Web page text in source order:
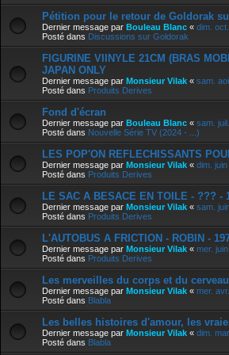
Pétition pour le retour de Goldorak
Dernier message par Bouleau Blanc « dim.
Posté dans Discussions sur Goldorak
FIGURINE VIINYLE 21CM (BRAS
JAPAN ONLY
Dernier message par Monsieur Vilak « sam.
Posté dans Produits Derives
Fond d'écran
Dernier message par Bouleau Blanc « sam.
Posté dans Nouvelle Série TV (2024 - ...)
LES POP'ON REFLECHISSANTS
Dernier message par Monsieur Vilak « dim.
Posté dans Produits Derives
LE SAC A BESACE EN TOILE - ??? -
Dernier message par Monsieur Vilak « sam.
Posté dans Produits Derives
L'AUTOBUS A FRICTION - ROBIN -
Dernier message par Monsieur Vilak « mer.
Posté dans Produits Derives
Les merveilles du corps et du
Dernier message par Monsieur Vilak « mer.
Posté dans Blabla
Les belles histoires d'amour, les
Dernier message par Monsieur Vilak « dim.
Posté dans Blabla